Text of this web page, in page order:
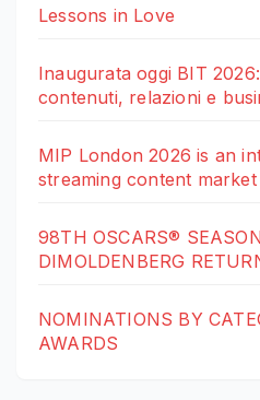
Lessons in Love
Inaugurata oggi BIT
contenuti, relazioni e
MIP London 2026 is an
streaming content market
98TH OSCARS®
DIMOLDENBERG
NOMINATIONS BY
AWARDS